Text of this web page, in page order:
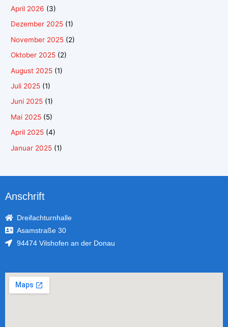
April 2026 (3)
Dezember 2025 (1)
November 2025 (2)
Oktober 2025 (2)
August 2025 (1)
Juli 2025 (1)
Juni 2025 (1)
Mai 2025 (5)
April 2025 (4)
Januar 2025 (1)
Anschrift
Dreifachturnhalle
Asamstraße 30
94474 Vilshofen an der Donau